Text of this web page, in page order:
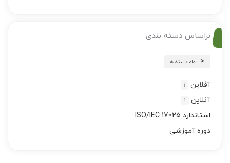
براساس دسته بندی
تمام دسته ها
آفلاین 1
آنلاین 1
استاندارد ISO/IEC 17025
دوره آموزشی